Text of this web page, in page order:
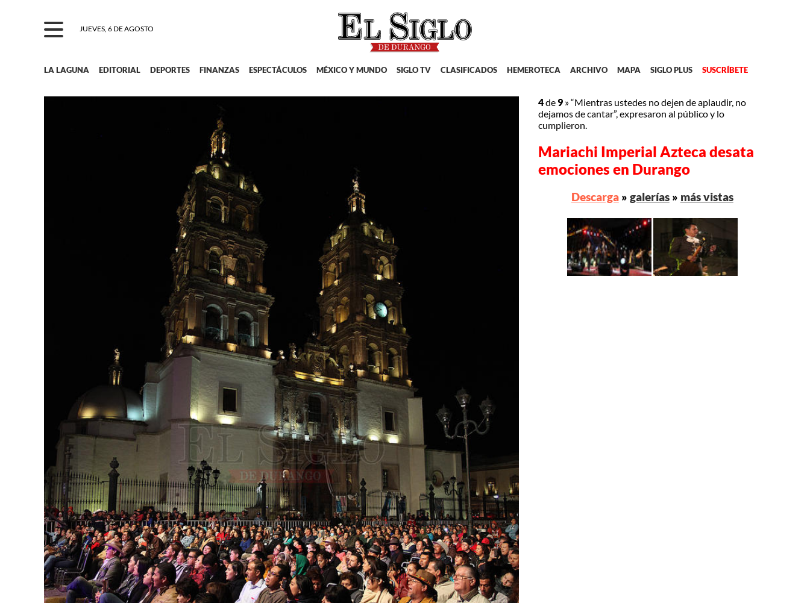
JUEVES, 6 DE AGOSTO
LA LAGUNA EDITORIAL DEPORTES FINANZAS ESPECTÁCULOS MÉXICO Y MUNDO SIGLO TV CLASIFICADOS HEMEROTECA ARCHIVO MAPA SIGLO PLUS SUSCRÍBETE
4de 9 »“Mientras ustedes no dejen de aplaudir, no
dejamos de cantar”, expresaron al público y lo
cumplieron.
Mariachi Imperial Azteca desata
emociones en Durango
Descarga» galerías» más vistas